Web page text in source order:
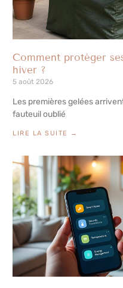
Comment protéger
hiver ?
5 août 2026
Les premières gelées
fauteuil oublié
LIRE LA SUITE →